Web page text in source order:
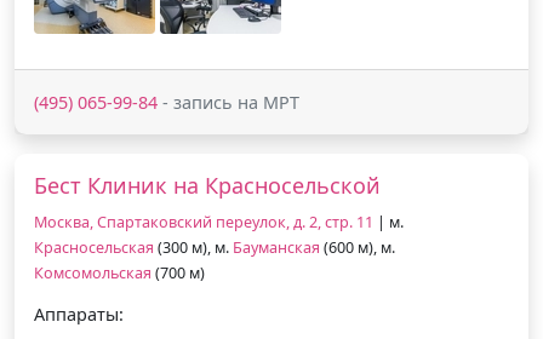
(495) 065-99-84 - запись на МРТ
Бест Клиник на Красносельской
Москва, Спартаковский переулок, д. 2, стр. 11 | м.
Красносельская (300 м), м. Бауманская (600 м), м.
Комсомольская (700 м)
Аппараты: